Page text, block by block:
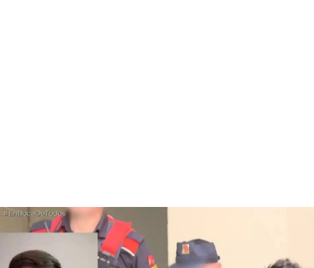
El auto de la investigación del heredero de Mango muestra una intención
de falsear una prueba: “Hubo cuatro movimientos sobre la huella”
PUEDE INTERESARTE